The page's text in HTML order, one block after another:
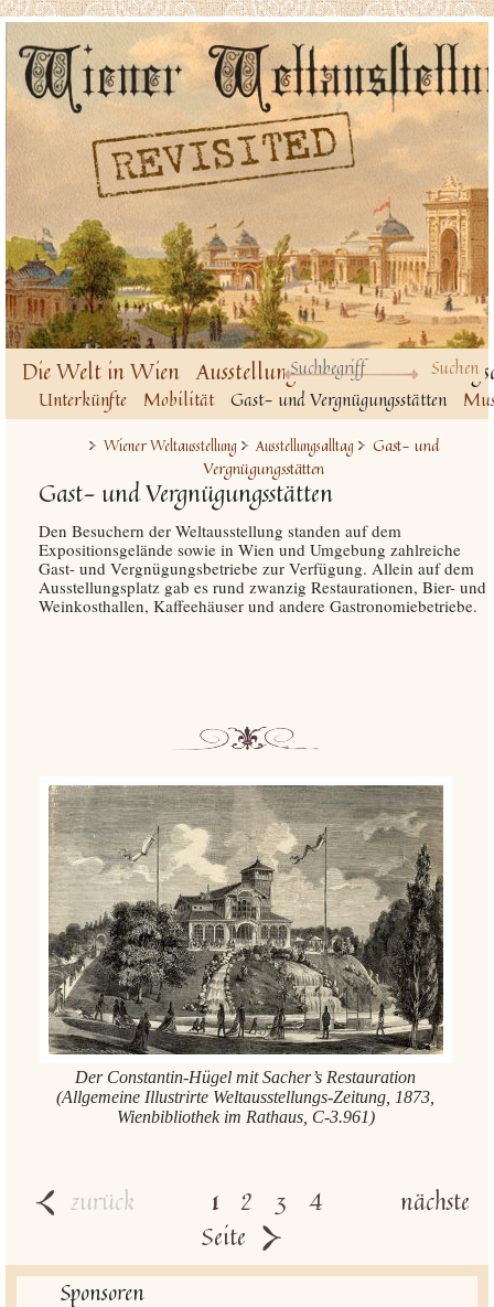
Die Welt in Wien Ausstellungsbauten
Unterkünfte Mobilität Gast- und Vergnügungsstätten
Wiener Weltausstellung Ausstellungsalltag
Gast- und
Vergnügungsstätten
Gast- und Vergnügungsstätten
Den Besuchern der Weltausstellung standen auf dem
Expositionsgelände sowie in Wien und Umgebung zahlreiche
Gast- und Vergnügungsbetriebe zur Verfügung. Allein auf dem
Ausstellungsplatz gab es rund zwanzig Restaurationen, Bier- und
Weinkosthallen, Kaffeehäuser und andere Gastronomiebetriebe.
Der Constantin-Hügel mit Sacher’s Restauration
(Allgemeine Illustrirte Weltausstellungs-Zeitung, 1873,
Wienbibliothek im Rathaus, C-3.961)
zurück 1 2 3 4
nächste
Seite
Sponsoren